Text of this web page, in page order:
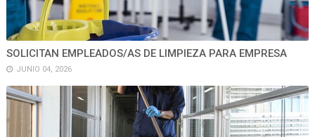
SOLICITAN EMPLEADOS/AS DE LIMPIEZA PARA EMPRESA
JUNIO 04, 2026